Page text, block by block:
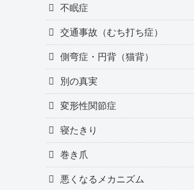
不眠症
交通事故（むち打ち症）
側弯症・円背（猫背）
別の真実
変形性関節症
寝たきり
巻き爪
悪くなるメカニズム